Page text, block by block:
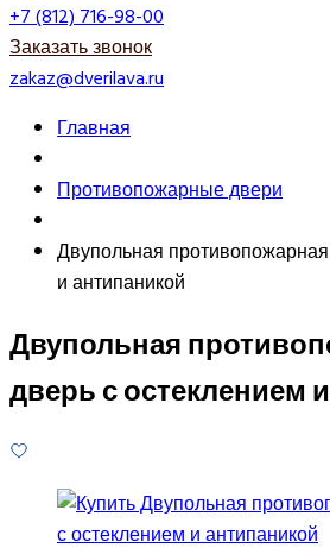
+7 (812) 716-98-00
Заказать звонок
zakaz@dverilava.ru
Главная
Противопожарные двери
Двупольная
и антипаникой
Двупольная
дверь с остеклением